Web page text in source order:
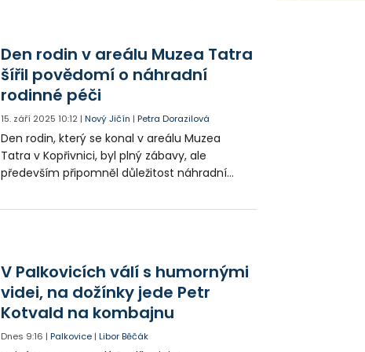
Den rodin v areálu Muzea Tatra
šířil povědomí o náhradní
rodinné péči
15. září 2025 10:12 |Nový Jičín |Petra Dorazilová
Den rodin, který se konal v areálu Muzea
Tatra v Kopřivnici, byl plný zábavy, ale
především připomněl důležitost náhradní
využili k propagaci a podpoře pěstounství.
V Palkovicích válí s humornými
videi, na dožínky jede Petr
Kotvald na kombajnu
Dnes 9:16 |Palkovice |Libor Běčák